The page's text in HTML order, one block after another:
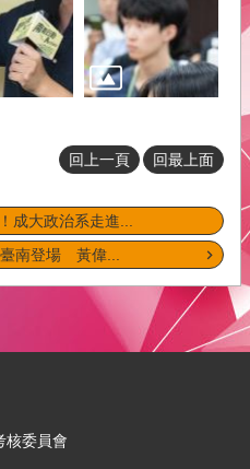
回上一頁 回最上面
成大政治系走進...
南登場 黃偉...
核委員會